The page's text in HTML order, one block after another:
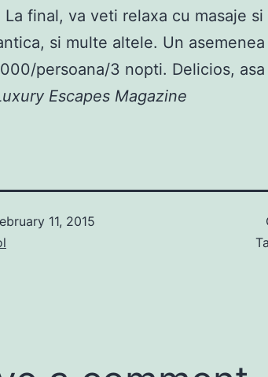
La final, va veti relaxa cu masaje
si multe altele. Un
persoana/3 nopti. Delicios, asa
Escapes Magazine
11, 2015